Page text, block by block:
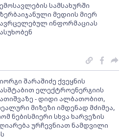
სამსახურში
მედიის მიერ
ინფორმაციას
შარაშიძე ქვეყნის
ელექტროენერგიის
- დიდი ალბათობით,
მიზეზი იმდენად მძიმეა,
ნებისმიერი სხვა ხარვეზის
ურჩევნიათ ნამდვილი